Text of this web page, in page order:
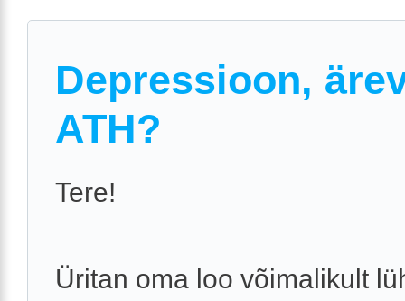
Depressioon,
ATH?
Tere!
Üritan oma loo võimalikult